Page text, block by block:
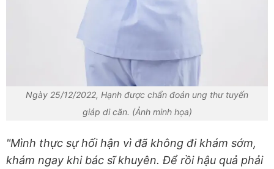
Ngày 25/12/2022, Hạnh được chẩn đoán ung thư tuyến
giáp di căn. (Ảnh minh họa)
"Mình thực sự hối hận vì đã không đi khám sớm,
khám ngay khi bác sĩ khuyên. Để rồi hậu quả phải